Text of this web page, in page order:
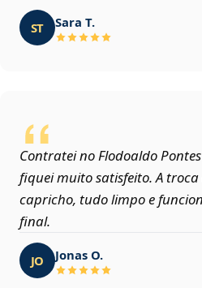
ST Sara T.
Contratei no Flodoaldo
fiquei muito satisfeito. A
capricho, tudo limpo e
final.
JO Jonas O.